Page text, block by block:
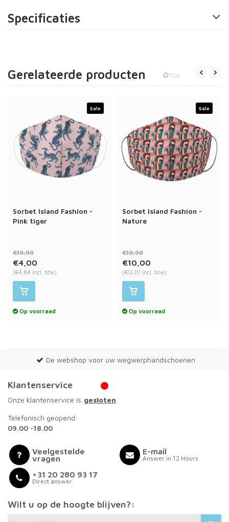
Specificaties
Gerelateerde producten Top
Sale
Sorbet Island Fashion -
Pink tiger
€19,90
€4,00
(€4,84 Incl. btw)
Op voorraad
Sale
Sorbet Island Fashion -
Nature
€19,90
€10,00
(€12,10 Incl. btw)
Op voorraad
De webshop voor uw wegwerphandschoenen
Klantenservice
Onze klantenservice is gesloten
Telefonisch geopend:
09.00 -18.00
Veelgestelde
vragen
+31 20 280 93 17
Direct answer
E-mail
Answer in 12 Hours
Wilt u op de hoogte blijven?: